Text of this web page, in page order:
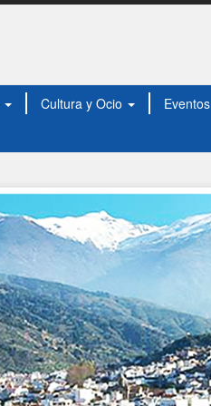
Cultura y Ocio Eventos